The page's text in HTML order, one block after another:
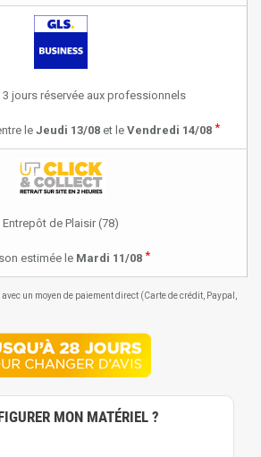
3 jours réservée aux professionnels
le Jeudi 13/08et le Vendredi 14/08 *
Entrepôt de Plaisir (78)
estimée le Mardi 11/08 *
un moyen de paiement direct (Carte de crédit, Paypal,
MON MATÉRIEL ?